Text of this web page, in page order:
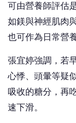
可由營養師評估
如鎂與神經肌肉
也可作為日常營
張宜婷強調，若
心悸、頭暈等疑
吸收的糖分，再
速下滑。